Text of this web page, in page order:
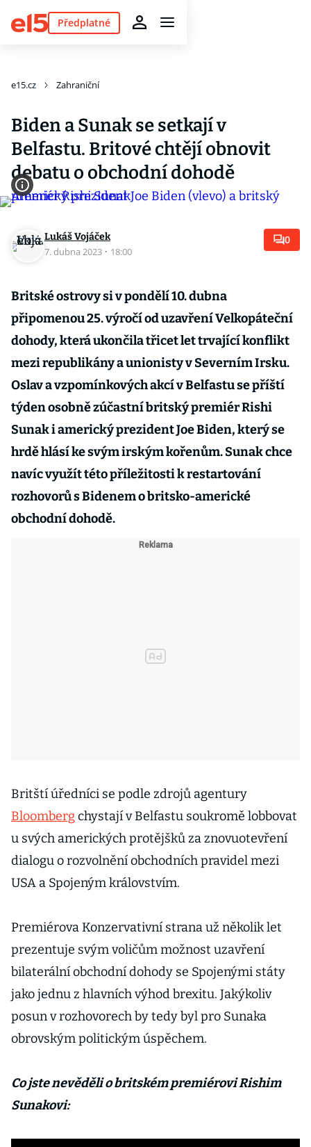
Předplatné
e15.cz Zahraniční
Biden a Sunak se setkají v
Belfastu. Britové chtějí obnovit
debatu o obchodní dohodě
Lukáš Vojáček
7. dubna 2023 · 18:00
0
Britské ostrovy si v pondělí 10. dubna
připomenou 25. výročí od uzavření Velkopáteční
dohody, která ukončila třicet let trvající konflikt
mezi republikány a unionisty v Severním Irsku.
Oslav a vzpomínkových akcí v Belfastu se příští
týden osobně zúčastní britský premiér Rishi
Sunak i americký prezident Joe Biden, který se
hrdě hlásí ke svým irským kořenům. Sunak chce
navíc využít této příležitosti k restartování
rozhovorů s Bidenem o britsko-americké
obchodní dohodě.
Britští úředníci se podle zdrojů agentury
Bloombergchystají v Belfastu soukromě lobbovat
u svých amerických protějšků za znovuotevření
dialogu o rozvolnění obchodních pravidel mezi
USA a Spojeným královstvím.
Premiérova Konzervativní strana už několik let
prezentuje svým voličům možnost uzavření
bilaterální obchodní dohody se Spojenými státy
jako jednu z hlavních výhod brexitu. Jakýkoliv
posun v rozhovorech by tedy byl pro Sunaka
obrovským politickým úspěchem.
Co jste nevěděli o britském premiérovi Rishim
Sunakovi: